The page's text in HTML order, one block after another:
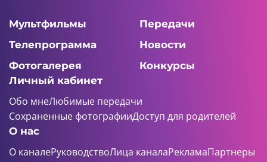
Мультфильмы
Передачи
Телепрограмма
Новости
Фотогалерея
Конкурсы
Личный кабинет
Обо мнеЛюбимые передачи
Сохраненные фотографииДоступ для родителей
О нас
О каналеРуководствоЛица каналаРекламаПартнеры